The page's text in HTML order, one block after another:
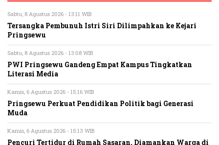
Sabtu, 8 Agustus 2026 - 13:11 WIB
Tersangka Pembunuh Istri Siri Dilimpahkan ke Kejari
Pringsewu
Sabtu, 8 Agustus 2026 - 13:08 WIB
PWI Pringsewu Gandeng Empat Kampus Tingkatkan
Literasi Media
Kamis, 6 Agustus 2026 - 15:16 WIB
Pringsewu Perkuat Pendidikan Politik bagi Generasi
Muda
Kamis, 6 Agustus 2026 - 15:13 WIB
Pencuri Tertidur di Rumah Sasaran, Diamankan Warga di